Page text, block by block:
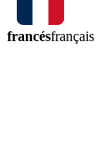
francésfrançais